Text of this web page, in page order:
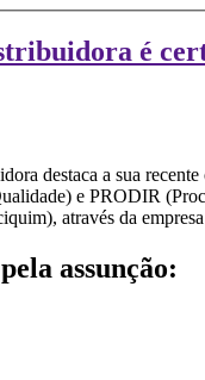
é
destaca a sua
e PRODIR
através da
assunção: